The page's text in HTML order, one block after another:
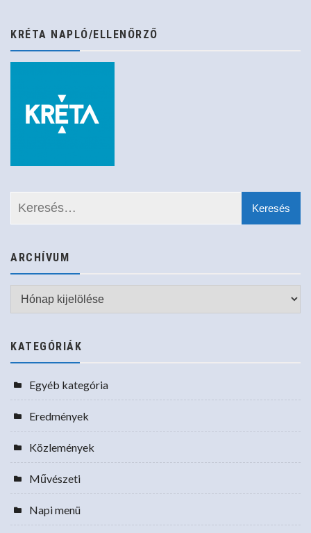
KRÉTA NAPLÓ/ELLENŐRZŐ
ARCHÍVUM
Archívum
KATEGÓRIÁK
Egyéb kategória
Eredmények
Közlemények
Művészeti
Napi menü